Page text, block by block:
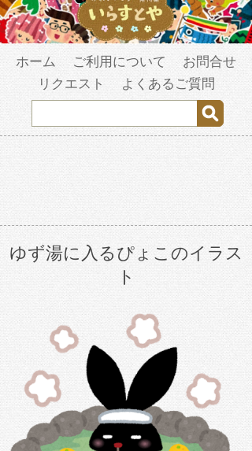
ホーム ご利用について
お問合せ
リクエスト
よくあるご質問
ゆず湯に入るぴょこのイラス
ト